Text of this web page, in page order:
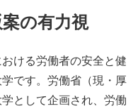
の有力視
ける労働者の安全と健
です。労働省（現・厚
として企画され、労働